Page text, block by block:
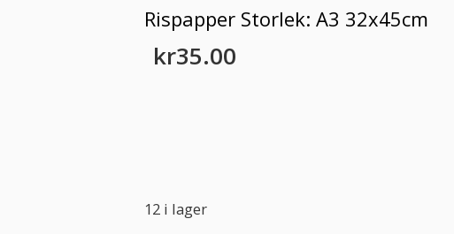
Rispapper Storlek: A3 32x45cm
kr35.00
12 i lager